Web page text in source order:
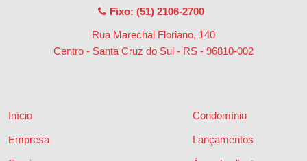
Fixo: (51) 2106-2700
Rua Marechal Floriano, 140
Centro - Santa Cruz do Sul - RS - 96810-002
Início
Empresa
Condomínio
Lançamentos